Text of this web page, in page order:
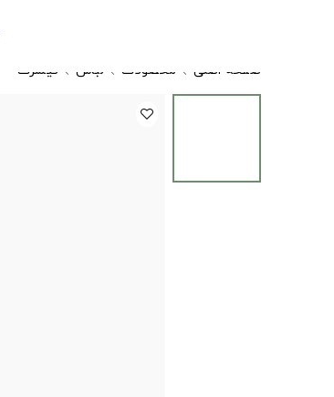
صفحه اصلی محصولات لباس تیشرت